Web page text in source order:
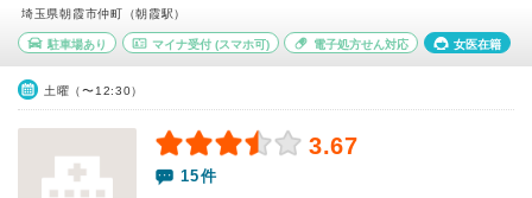
埼玉県朝霞市仲町（朝霞駅）
駐車場あり マイナ受付(スマホ可) 電子処方せん対応 女医在籍
土曜（〜12:30）
3.67
15件